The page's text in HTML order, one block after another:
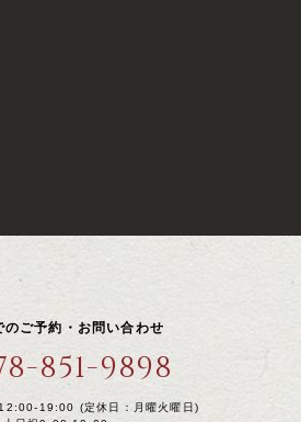
のご予約・お問い合わせ
851-9898
19:00 (定休日：月曜火曜日)